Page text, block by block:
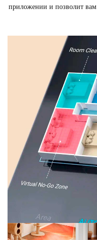
приложении и позволит вам